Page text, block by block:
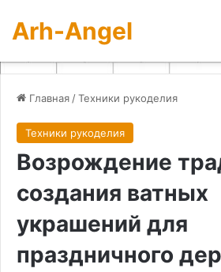
Arh-Angel
Главная /Техники рукоделия
Техники рукоделия
Возрождение
создания ватных
украшений для
праздничного